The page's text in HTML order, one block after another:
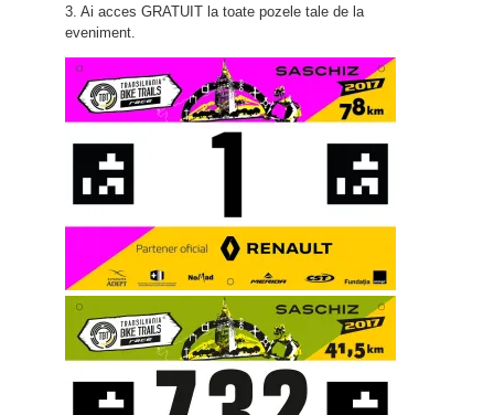
3. Ai acces GRATUIT la toate pozele tale de la
eveniment.